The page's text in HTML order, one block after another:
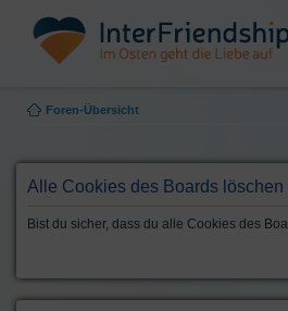
Foren-Übersicht
Alle Cookies des Boards löschen
Bist du sicher, dass du alle Cookies des